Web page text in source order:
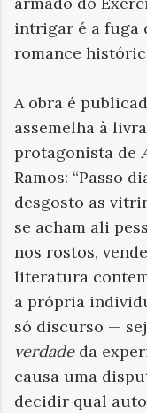
intrigar é a fuga
romance
A obra é
assemelha à
protagonista de
Ramos: “Passo
desgosto as
se acham ali
nos rostos,
literatura
a própria
só discurso —
verdadeda
causa uma
decidir qual